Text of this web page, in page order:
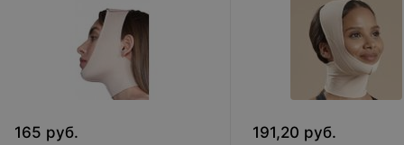
165 руб. 191,20 руб.